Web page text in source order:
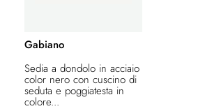
Gabiano
Sedia a dondolo in acciaio
color nero con cuscino di
seduta e poggiatesta in
colore...